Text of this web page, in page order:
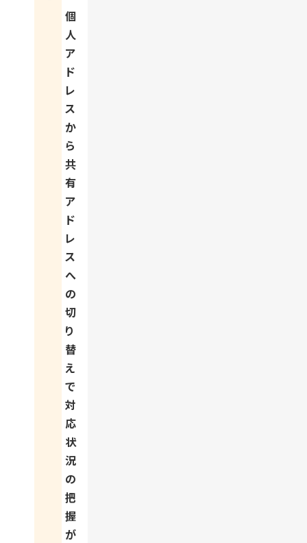
個
人
ア
ド
レ
ス
か
ら
共
有
ア
ド
レ
ス
へ
の
切
り
替
え
で
対
応
状
況
の
把
握
が